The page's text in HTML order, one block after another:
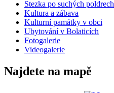
Stezka po suchých poldrech
Kultura a zábava
Kulturní památky v obci
Ubytování v Bolaticích
Fotogalerie
Videogalerie
Najdete na mapě